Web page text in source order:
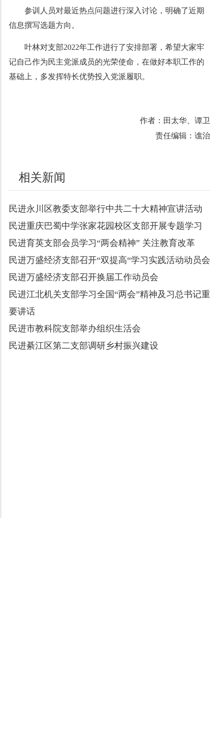
参训人员对最近热点问题进行深入讨论，明确了近期
信息撰写选题方向。
叶林对支部2022年工作进行了安排部署，希望大家牢
记自己作为民主党派成员的光荣使命，在做好本职工作的
基础上，多发挥特长优势投入党派履职。
作者：田太华、谭卫
责任编辑：谯治
相关新闻
民进永川区教委支部举行中共二十大精神宣讲活动
民进重庆巴蜀中学张家花园校区支部开展专题学习
民进育英支部会员学习“两会精神” 关注教育改革
民进万盛经济支部召开“双提高“学习实践活动动员会
民进万盛经济支部召开换届工作动员会
民进江北机关支部学习全国“两会”精神及习总书记重
要讲话
民进市教科院支部举办组织生活会
民进綦江区第二支部调研乡村振兴建设